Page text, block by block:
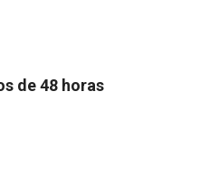
de 48 horas